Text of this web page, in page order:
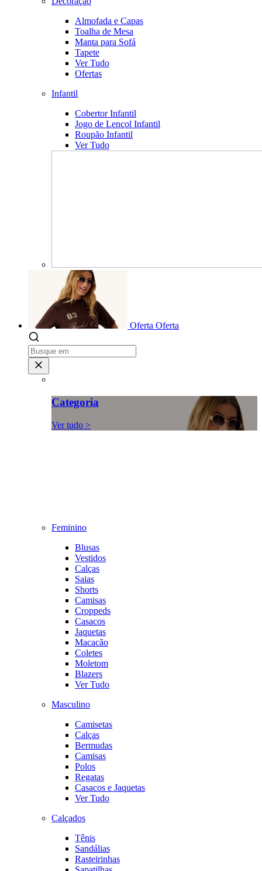
Almofada e Capas
Toalha de Mesa
Manta para Sofá
Tapete
Ver Tudo
Ofertas
Infantil
Cobertor Infantil
Jogo de Lençol Infantil
Roupão Infantil
Ver Tudo
Oferta Oferta
Categoria
Ver tudo >
Feminino
Blusas
Vestidos
Calças
Saias
Shorts
Camisas
Croppeds
Casacos
Jaquetas
Macacão
Coletes
Moletom
Blazers
Ver Tudo
Masculino
Camisetas
Calças
Bermudas
Camisas
Polos
Regatas
Casacos e Jaquetas
Ver Tudo
Calçados
Tênis
Sandálias
Rasteirinhas